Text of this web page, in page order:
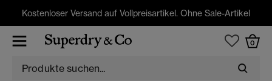
Kostenloser Versand auf Vollpreisartikel. Ohne Sale-Artikel
0